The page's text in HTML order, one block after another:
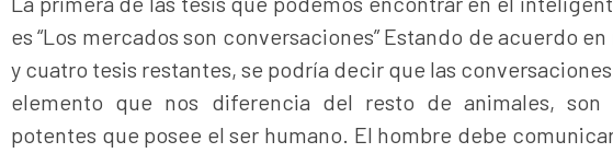
es “Los mercados son conversaciones” Estando de acuerdo
y cuatro tesis restantes, se podría decir que las
elemento que nos diferencia del resto de animales, son
potentes que posee el ser humano. El hombre debe